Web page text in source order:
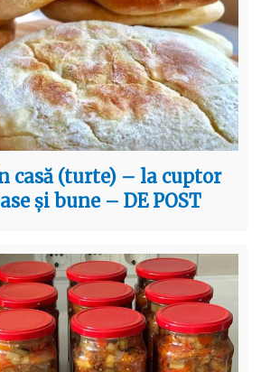
casă (turte) – la cuptor
și bune – DE POST